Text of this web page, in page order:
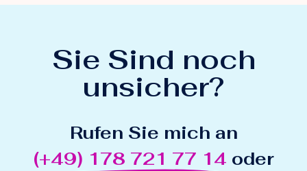
Sie Sind noch
unsicher?
Rufen Sie mich an
(+49) 178 721 77 14 oder